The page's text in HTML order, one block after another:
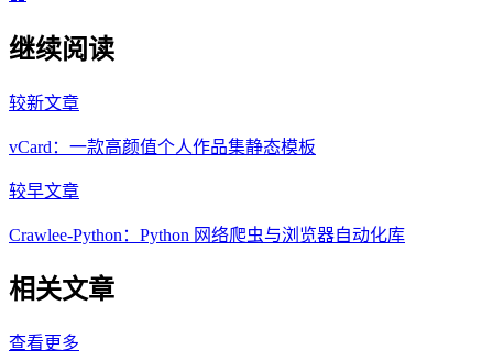
继续阅读
较新文章
vCard：一款高颜值个人作品集静态模板
较早文章
Crawlee-Python：Python 网络爬虫与浏览器自动化库
相关文章
查看更多